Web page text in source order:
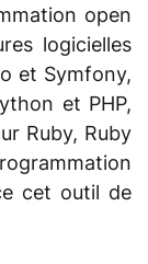
open
logicielles
et Symfony,
et PHP,
Ruby, Ruby
cet outil de